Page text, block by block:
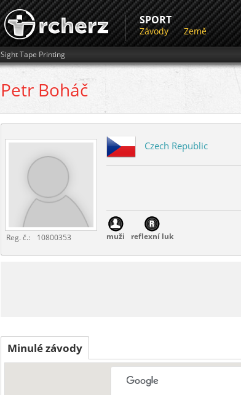
SPORT
Závody Země
Sight Tape Printing
Petr Boháč
Reg. č.: 10800353
Czech Republic
muži reflexní luk
Minulé závody